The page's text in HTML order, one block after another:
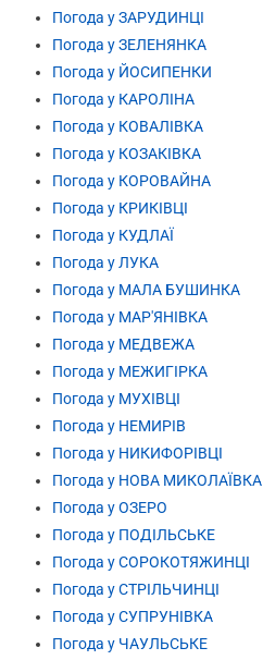
Погода у ЗАРУДИНЦІ
Погода у ЗЕЛЕНЯНКА
Погода у ЙОСИПЕНКИ
Погода у КАРОЛІНА
Погода у КОВАЛІВКА
Погода у КОЗАКІВКА
Погода у КОРОВАЙНА
Погода у КРИКІВЦІ
Погода у КУДЛАЇ
Погода у ЛУКА
Погода у МАЛА БУШИНКА
Погода у МАР'ЯНІВКА
Погода у МЕДВЕЖА
Погода у МЕЖИГІРКА
Погода у МУХІВЦІ
Погода у НЕМИРІВ
Погода у НИКИФОРІВЦІ
Погода у НОВА МИКОЛАЇВКА
Погода у ОЗЕРО
Погода у ПОДІЛЬСЬКЕ
Погода у СОРОКОТЯЖИНЦІ
Погода у СТРІЛЬЧИНЦІ
Погода у СУПРУНІВКА
Погода у ЧАУЛЬСЬКЕ